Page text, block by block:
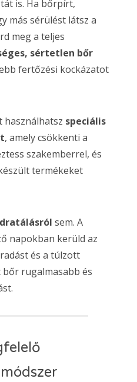
is. Ha bőrpírt,
más sérülést látsz a
meg a teljes
sértetlen bőr
fertőzési kockázatot
használhatsz speciális
, amely csökkenti a
szakemberrel, és
termékeket
sem. A
napokban kerüld az
és a túlzott
bőr rugalmasabb és